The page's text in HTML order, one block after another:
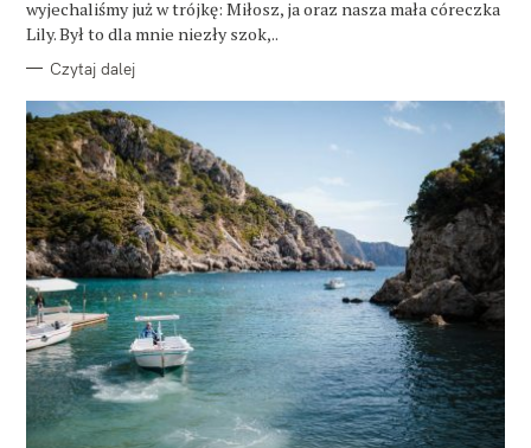
wyjechaliśmy już w trójkę: Miłosz, ja oraz nasza mała córeczka
Lily. Był to dla mnie niezły szok,..
Czytaj dalej